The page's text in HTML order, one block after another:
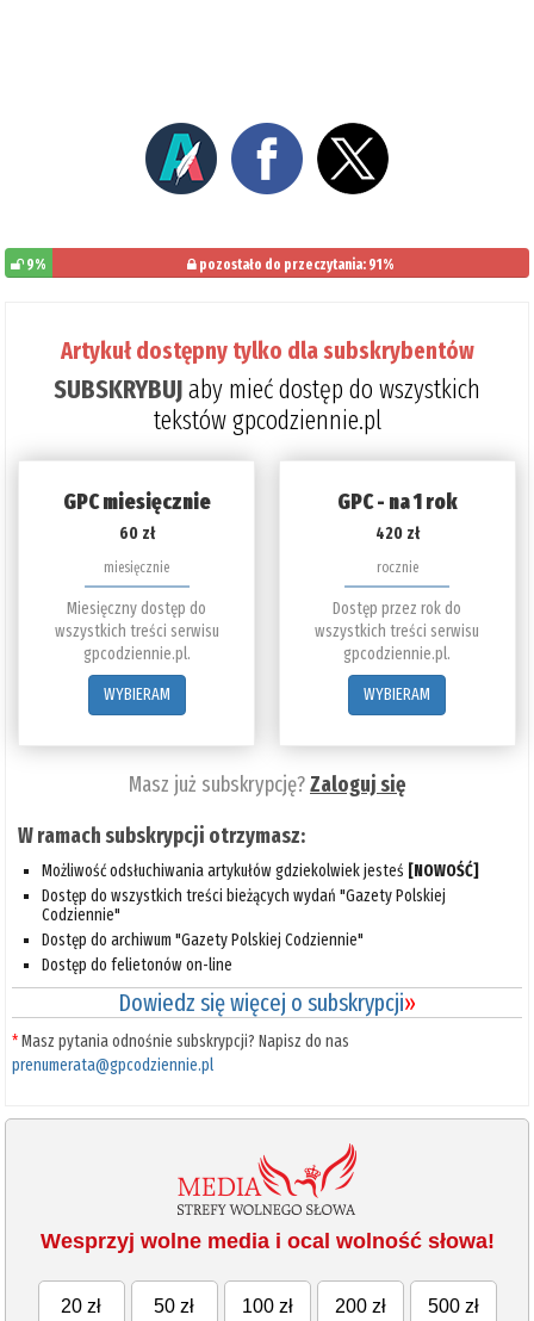
9% pozostało do przeczytania: 91%
Artykuł dostępny tylko dla subskrybentów
SUBSKRYBUJaby mieć dostęp do wszystkich
tekstów gpcodziennie.pl
GPC miesięcznie
60 zł
miesięcznie
Miesięczny dostęp do
wszystkich treści serwisu
gpcodziennie.pl.
WYBIERAM
GPC - na 1 rok
420 zł
rocznie
Dostęp przez rok do
wszystkich treści serwisu
gpcodziennie.pl.
WYBIERAM
Masz już subskrypcję?Zaloguj się
W ramach subskrypcji otrzymasz:
Możliwość odsłuchiwania artykułów gdziekolwiek jesteś [NOWOŚĆ]
Dostęp do wszystkich treści bieżących wydań "Gazety Polskiej
Codziennie"
Dostęp do archiwum "Gazety Polskiej Codziennie"
Dostęp do felietonów on-line
Dowiedz się więcej o subskrypcji»
*Masz pytania odnośnie subskrypcji? Napisz do nas
prenumerata@gpcodziennie.pl
Wesprzyj wolne media i ocal wolność słowa!
20 zł 50 zł 100 zł 200 zł 500 zł